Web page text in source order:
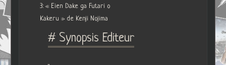
3: « Eien Dake ga Futari o
Kakeru » de Kenji Nojima
# Synopsis Editeur